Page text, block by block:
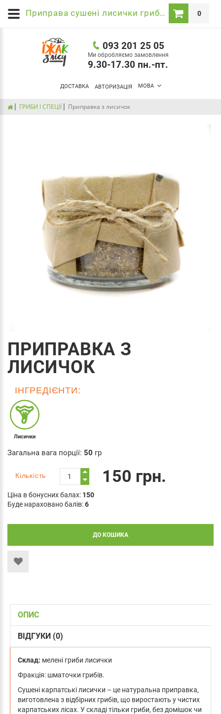
093 201 25 05
Ми обробляємо замовлення
9.30-17.30 пн.-пт.
ДОСТАВКА
0
МОВА
АВТОРИЗАЦІЯ
ГРИБИ І СПЕЦІЇ Приправка з лисичок
ПРИПРАВКА З
ЛИСИЧОК
ІНГРЕДІЄНТИ:
Лисички
Загальна вага порції: 50 гр
150 грн.
Кількість
Ціна в бонусних балах: 150
Буде нараховано балів:6
ДО КОШИКА
ОПИС
ВІДГУКИ (0)
Склад: мелені гриби лисички
Фракція: шматочки грибів.
Сушені карпатські лисички – це натуральна приправка,
виготовлена з відбірних грибів, що виростають у чистих
карпатських лісах. У складі тільки гриби, без домішок чи
Приправа сушені лисички гриби. Купити спеції в Україні в магазині Їжак з лісу